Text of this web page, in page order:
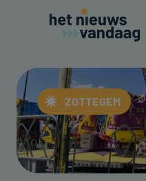
ZOTTEGEM